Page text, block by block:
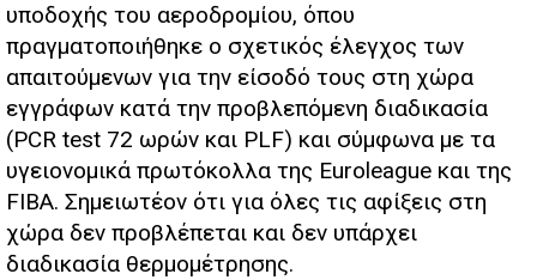
υποδοχής του αεροδρομίου, όπου
πραγματοποιήθηκε ο σχετικός έλεγχος των
απαιτούμενων για την είσοδό τους στη χώρα
εγγράφων κατά την προβλεπόμενη διαδικασία
(PCR test 72 ωρών και PLF) και σύμφωνα με τα
υγειονομικά πρωτόκολλα της Euroleague και της
FIBA. Σημειωτέον ότι για όλες τις αφίξεις στη
χώρα δεν προβλέπεται και δεν υπάρχει
διαδικασία θερμομέτρησης.